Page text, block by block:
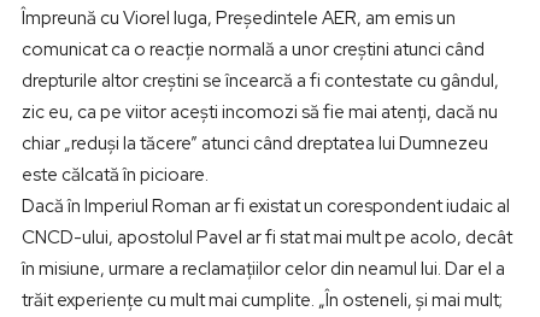
Împreună cu Viorel Iuga, Președintele AER, am emis un
comunicat ca o reacție normală a unor creștini atunci când
drepturile altor creștini se încearcă a fi contestate cu gândul,
zic eu, ca pe viitor acești incomozi să fie mai atenți, dacă nu
chiar „reduși la tăcere” atunci când dreptatea lui Dumnezeu
este călcată în picioare.
Dacă în Imperiul Roman ar fi existat un corespondent iudaic al
CNCD-ului, apostolul Pavel ar fi stat mai mult pe acolo, decât
în misiune, urmare a reclamațiilor celor din neamul lui. Dar el a
trăit experiențe cu mult mai cumplite. „În osteneli, şi mai mult;